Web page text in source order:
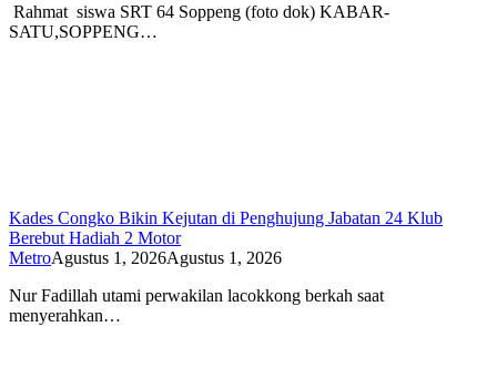
Rahmat siswa SRT 64 Soppeng (foto dok) KABAR-
SATU,SOPPENG…
Kades Congko Bikin Kejutan di Penghujung Jabatan 24 Klub
Berebut Hadiah 2 Motor
MetroAgustus 1, 2026Agustus 1, 2026
Nur Fadillah utami perwakilan lacokkong berkah saat
menyerahkan…